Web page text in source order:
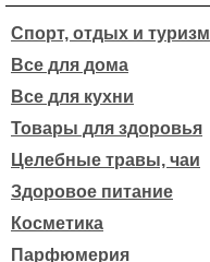
Спорт, отдых и туризм
Все для дома
Все для кухни
Товары для здоровья
Целебные травы, чаи
Здоровое питание
Косметика
Парфюмерия